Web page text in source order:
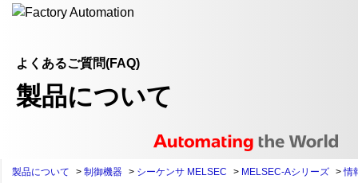
よくあるご質問(FAQ)
製品について
製品について > 制御機器 > シーケンサ MELSEC > MELSEC-Aシリーズ >情